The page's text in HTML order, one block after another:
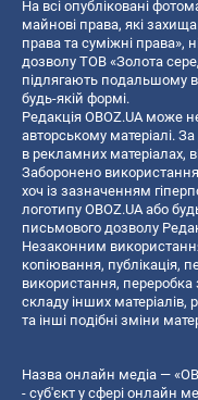
На всі опубліковані
майнові права, які
права та суміжні права»,
дозволу ТОВ «Золота
підлягають подальшому
будь-якій формі.
Редакція OBOZ.UA може
авторському матеріалі. За
в рекламних матеріалах,
Заборонено
хоч із зазначенням
логотипу OBOZ.UA або
письмового дозволу
Незаконним
копiювання, публiкацiя,
використання,
складу інших
та інші подібні зміни
Назва онлайн медіа —
- суб'єкт у сфері онлайн